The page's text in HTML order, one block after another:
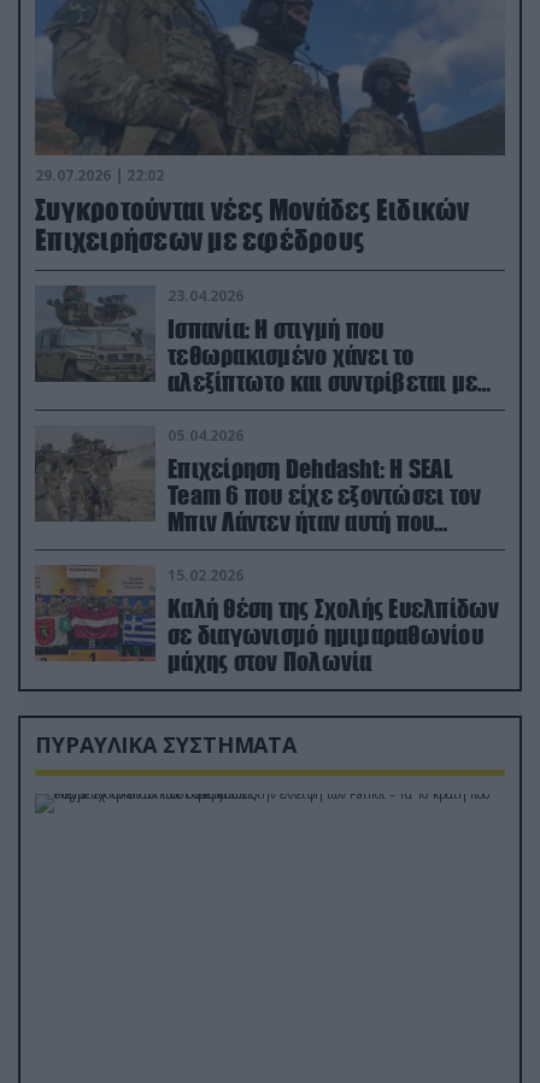
29.07.2026 | 22:02
Συγκροτούνται νέες Μονάδες Ειδικών
Επιχειρήσεων με εφέδρους
23.04.2026
Ισπανία: Η στιγμή που
τεθωρακισμένο χάνει το
αλεξίπτωτο και συντρίβεται με
ορμή στο έδαφος (βίντεο)
05.04.2026
Επιχείρηση Dehdasht: Η SEAL
Team 6 που είχε εξοντώσει τον
Μπιν Λάντεν ήταν αυτή που
διέσωσε τον πιλότο του F-15
15.02.2026
Καλή θέση της Σχολής Ευελπίδων
σε διαγωνισμό ημιμαραθωνίου
μάχης στον Πολωνία
ΠΥΡΑΥΛΙΚΑ ΣΥΣΤΗΜΑΤΑ